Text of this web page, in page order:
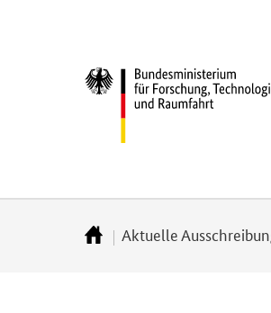
(Eingabetaste)
(Eingabetaste)
(Eingabetaste)
Bundesministerium
Raumfahrt
StartseiteAktuelle